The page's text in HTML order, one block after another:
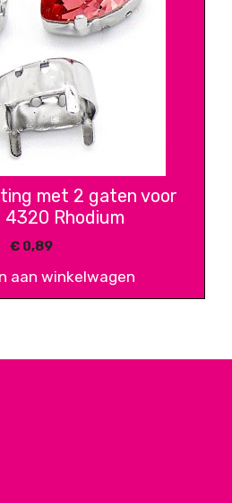
met 2 gaten voor
4320 Rhodium
€ 0,89
aan winkelwagen